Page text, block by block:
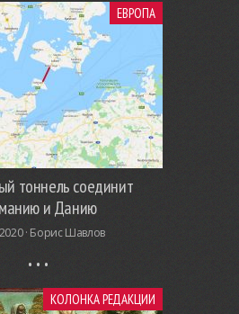
ЕВРОПА
тоннель соединит
и Данию
· Борис Шавлов
КОЛОНКА РЕДАКЦИИ